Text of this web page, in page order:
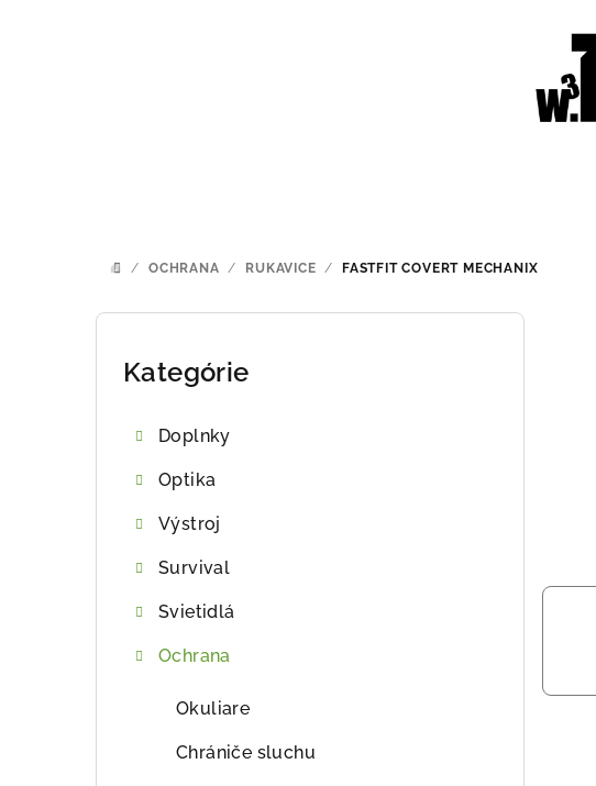
DOMOV
/ OCHRANA / RUKAVICE / FASTFIT COVERT MECHANIX
B
Preskočiť
Kategórie
Doplnky
Optika
Výstroj
Survival
Svietidlá
Ochrana
Okuliare
Chrániče sluchu